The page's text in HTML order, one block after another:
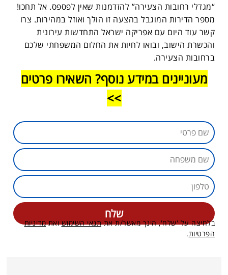
“מגדלי רחובות הצעירה” להזדמנות שאין לפספס. אל תחכו!
מספר הדירות המוגבל בהצעה זו הולך ואוזל במהירות. צרו
קשר עוד היום עם אפריקה ישראל התחדשות עירונית
והכשרת הישוב, ובואו לחיות את החלום המשפחתי שלכם
ברחובות הצעירה.
מעוניינים במידע נוסף? השאירו פרטים
>>
בלחיצה על 'שלח', הינך מאשר/ת אתתנאי השימושואתמדיניות
הפרטיות.